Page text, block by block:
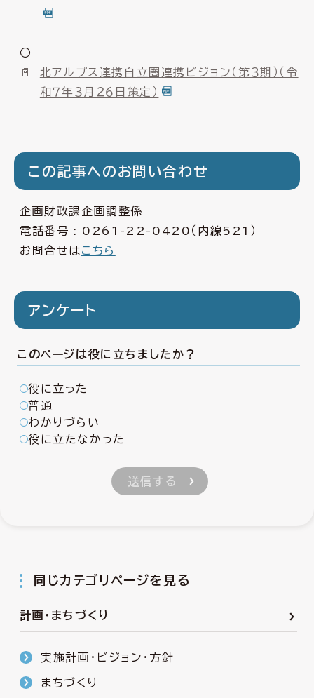
○
北アルプス連携自立圏連携ビジョン（第３期）（令
和７年３月２６日策定）
この記事へのお問い合わせ
企画財政課企画調整係
電話番号 : 0261-22-0420 （内線521）
お問合せはこちら
アンケート
このページは役に立ちましたか？
役に立った
普通
わかりづらい
役に立たなかった
同じカテゴリページを見る
計画・まちづくり
実施計画・ビジョン・方針
まちづくり